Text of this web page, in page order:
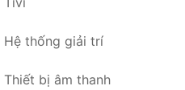
Hệ thống giải trí
Thiết bị âm thanh